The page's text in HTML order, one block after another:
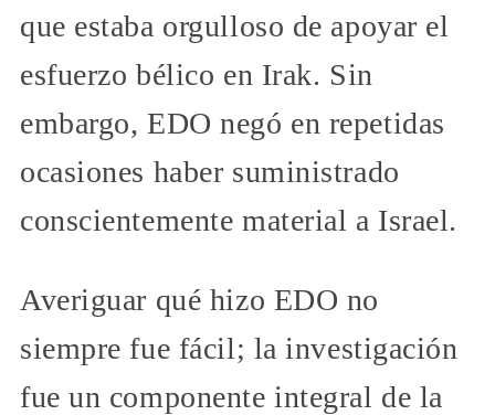
que estaba orgulloso de apoyar el
esfuerzo bélico en Irak. Sin
embargo, EDO negó en repetidas
ocasiones haber suministrado
conscientemente material a Israel.
Averiguar qué hizo EDO no
siempre fue fácil; la investigación
fue un componente integral de la